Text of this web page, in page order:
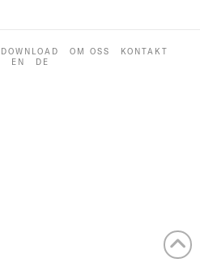
DOWNLOAD OM OSS
KONTAKT
EN DE